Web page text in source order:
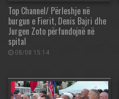
Top Channel/ Përleshje në
burgun e Fierit, Denis Bajri dhe
Jurgen Zoto përfundojnë në
spital
08/08 15:14